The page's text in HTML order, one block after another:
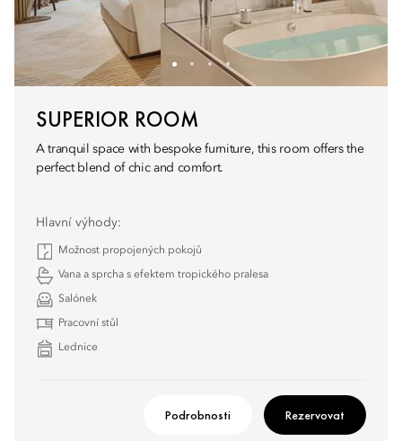
SUPERIOR ROOM
A tranquil space with bespoke furniture, this room offers the
perfect blend of chic and comfort.
Hlavní výhody:
Možnost propojených pokojů
Vana a sprcha s efektem tropického pralesa
Salónek
Pracovní stůl
Lednice
Podrobnosti Rezervovat